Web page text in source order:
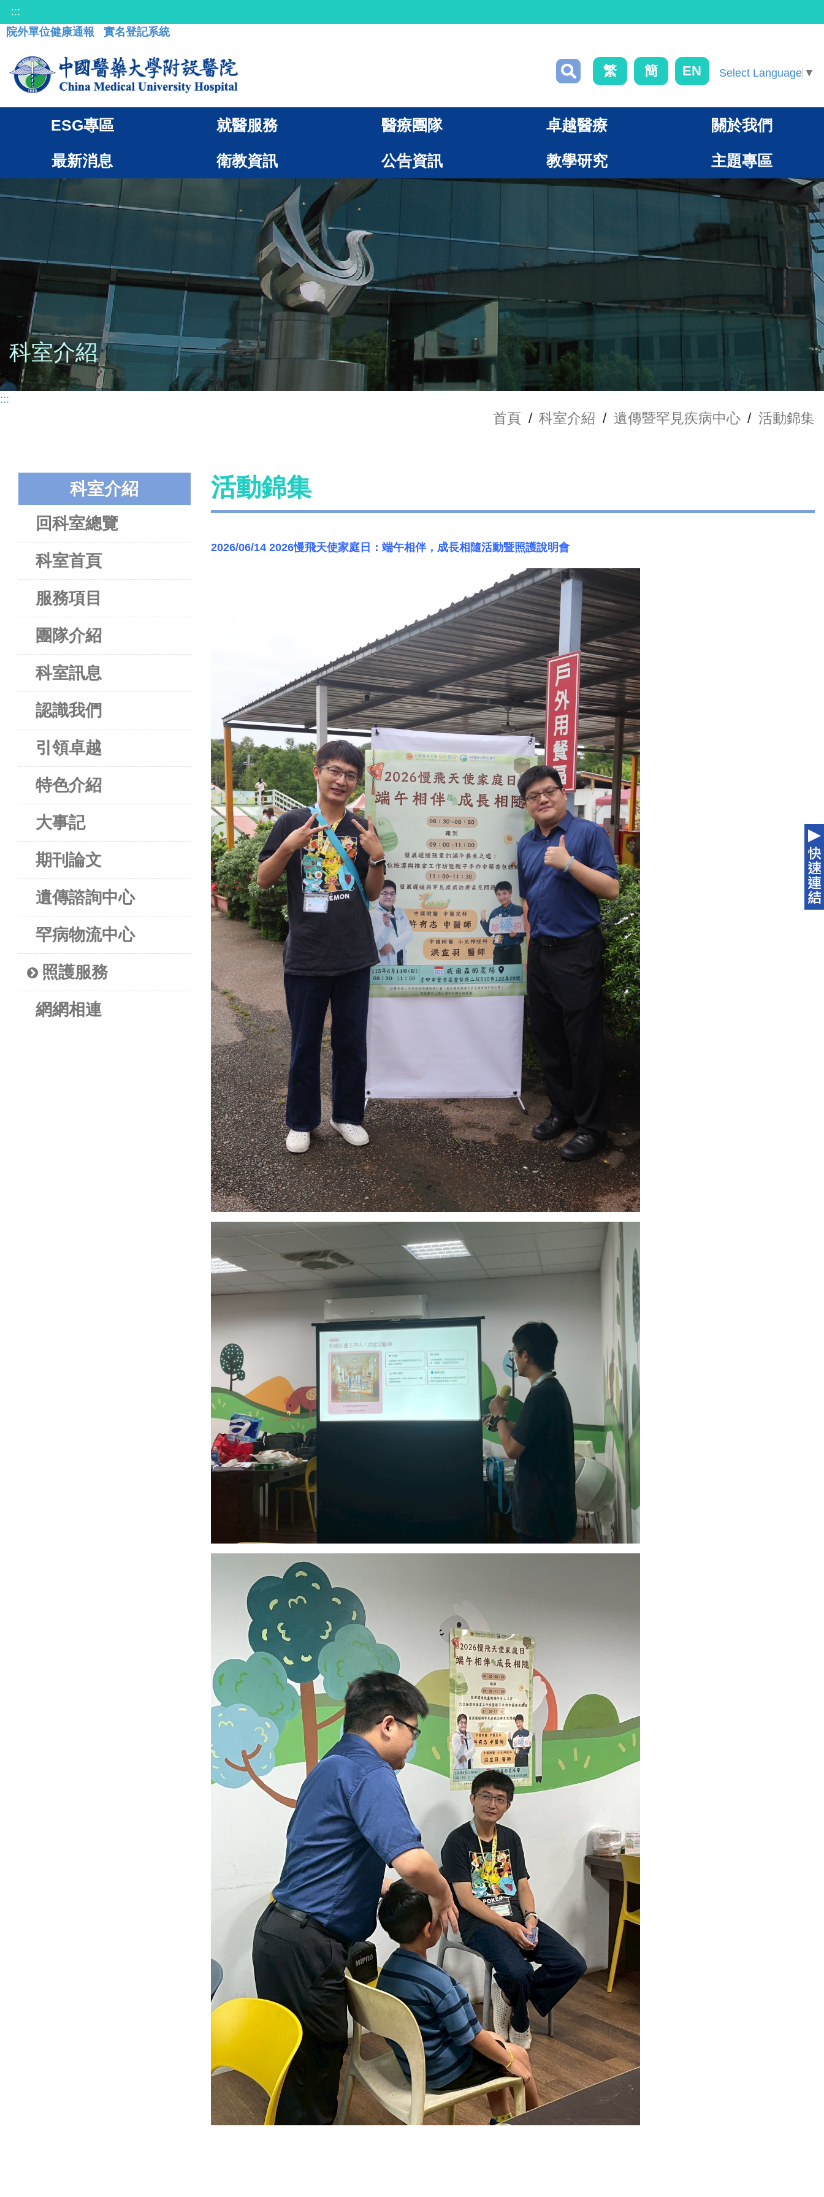
:::
院外單位健康通報
實名登記系統
繁 簡 EN Select Language ▼
ESG專區 就醫服務 醫療團隊 卓越醫療 關於我們
最新消息 衛教資訊 公告資訊 教學研究 主題專區
科室介紹
:::
首頁 / 科室介紹 / 遺傳暨罕見疾病中心 / 活動錦集
科室介紹
回科室總覽
科室首頁
服務項目
團隊介紹
科室訊息
認識我們
引領卓越
特色介紹
大事記
期刊論文
遺傳諮詢中心
罕病物流中心
照護服務
網網相連
活動錦集
2026/06/14 2026慢飛天使家庭日：端午相伴，成長相隨活動暨照護說明會